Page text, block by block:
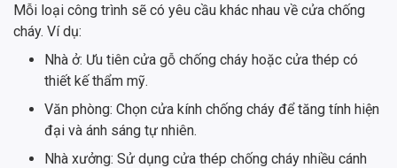
Mỗi loại công trình sẽ có yêu cầu khác nhau về cửa chống
cháy. Ví dụ:
Nhà ở: Ưu tiên cửa gỗ chống cháy hoặc cửa thép có
thiết kế thẩm mỹ.
Văn phòng: Chọn cửa kính chống cháy để tăng tính hiện
đại và ánh sáng tự nhiên.
Nhà xưởng: Sử dụng cửa thép chống cháy nhiều cánh